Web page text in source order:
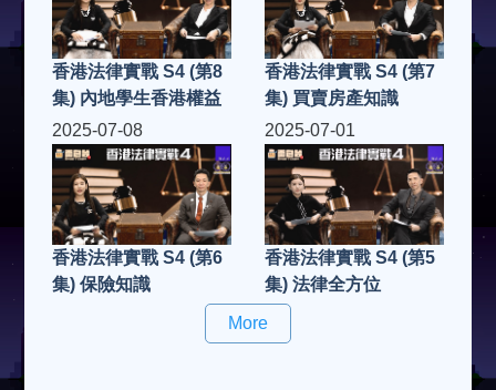
香港法律實戰 S4 (第8
集) 內地學生香港權益
香港法律實戰 S4 (第7
集) 買賣房產知識
2025-07-08
香港法律實戰 S4 (第6
集) 保險知識
2025-07-01
香港法律實戰 S4 (第5
集) 法律全方位
More